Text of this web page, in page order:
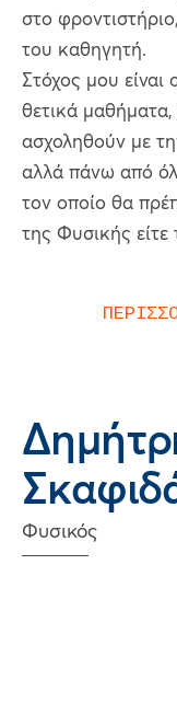
στο
του καθηγητή.
Στόχος μου
θετικά
ασχοληθούν με
αλλά πάνω από
τον οποίο θα
της Φυσικής
Φυσικός